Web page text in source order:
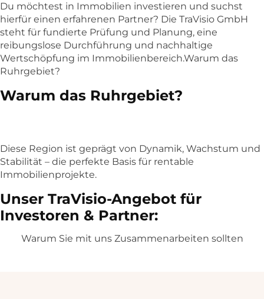
Du möchtest in Immobilien investieren und suchst
hierfür einen erfahrenen Partner? Die TraVisio GmbH
steht für fundierte Prüfung und Planung, eine
reibungslose Durchführung und nachhaltige
Wertschöpfung im Immobilienbereich.Warum das
Ruhrgebiet?
Warum das Ruhrgebiet?
Diese Region ist geprägt von Dynamik, Wachstum und
Stabilität – die perfekte Basis für rentable
Immobilienprojekte.
Unser TraVisio-Angebot für
Investoren & Partner:
Warum Sie mit uns Zusammenarbeiten sollten